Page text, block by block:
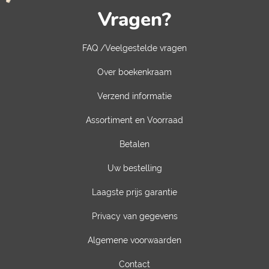
Vragen?
FAQ /Veelgestelde vragen
Over boekenkraam
Verzend informatie
Assortiment en Voorraad
Betalen
Uw bestelling
Laagste prijs garantie
Privacy van gegevens
Algemene voorwaarden
Contact